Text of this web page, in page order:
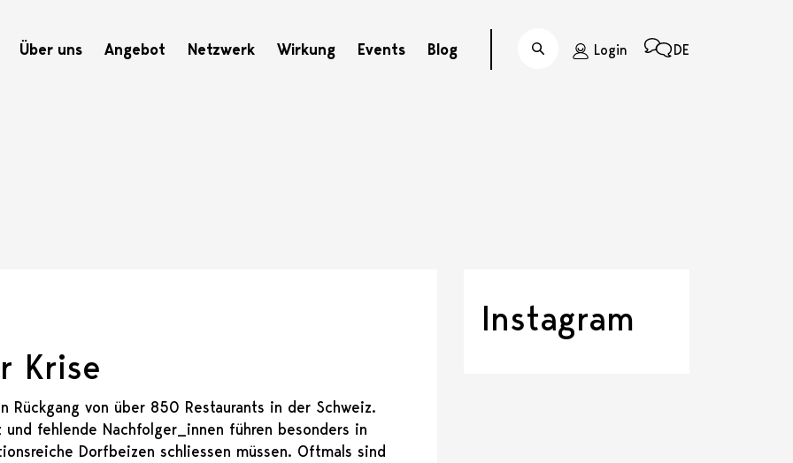
Hauptnavigation
Über uns Angebot Netzwerk Wirkung Events Blog Suche Login DE
Krise
Rückgang von über 850 Restaurants in der Schweiz.
fehlende Nachfolger_innen führen besonders in
Dorfbeizen schliessen müssen. Oftmals sind
Instagram